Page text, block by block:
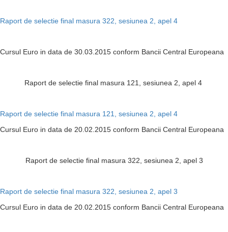
Raport de selectie final masura 322, sesiunea 2, apel 4
Cursul Euro in data de 30.03.2015 conform Bancii Central Europeana
Raport de selectie final masura 121, sesiunea 2, apel 4
Raport de selectie final masura 121, sesiunea 2, apel 4
Cursul Euro in data de 20.02.2015 conform Bancii Central Europeana
Raport de selectie final masura 322, sesiunea 2, apel 3
Raport de selectie final masura 322, sesiunea 2, apel 3
Cursul Euro in data de 20.02.2015 conform Bancii Central Europeana